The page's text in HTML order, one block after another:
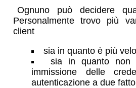
Ognuno può decidere
Personalmente trovo più
client
sia in quanto è più
sia in quanto non
immissione delle
autenticazione a due